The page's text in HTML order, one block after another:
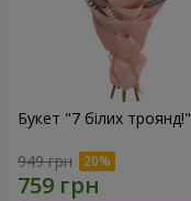
Букет "7 білих троянд!"
949 грн